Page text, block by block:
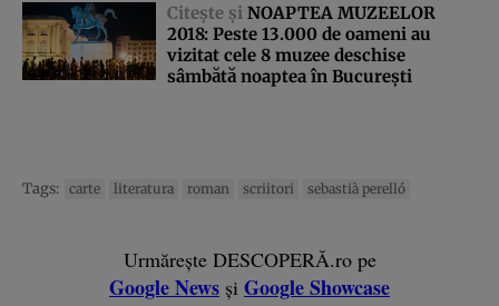
Citeşte şi NOAPTEA MUZEELOR
2018: Peste 13.000 de oameni au
vizitat cele 8 muzee deschise
sâmbătă noaptea în Bucureşti
Tags: carte literatura roman scriitori sebastià perelló
Urmărește DESCOPERĂ.ro pe
Google News și Google Showcase